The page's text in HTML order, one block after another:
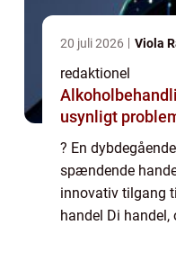
20 juli 2026 Viola
redaktionel
Alkoholbehandling vejen
usynligt
? En
spændende
innovativ tilgang
handel Di